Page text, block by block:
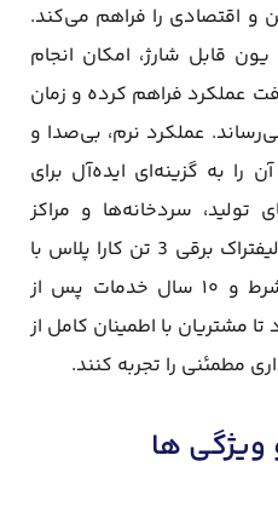
اقتصادی را فراهم می‌کند.
یون قابل شارژ، امکان انجام
عملکرد فراهم کرده و زمان
عملکرد نرم، بی‌صدا و
را به گزینه‌ای ایده‌آل برای
تولید، سردخانه‌ها و مراکز
لجستیکی تبدیل کرده است. لیفتراک برقی 3 تن کارا پلاس با
یک سال گارانتی بی‌قید و شرط و ۱۰ سال خدمات پس از
با اطمینان کامل از
مطمئنی را تجربه کنند.
ویژگی ها